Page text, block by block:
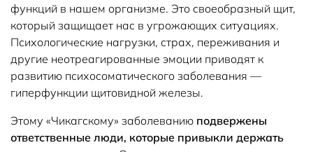
функций в нашем организме. Это своеобразный щит,
который защищает нас в угрожающих ситуациях.
Психологические нагрузки, страх, переживания и
другие неотреагированные эмоции приводят к
развитию психосоматического заболевания —
гиперфункции щитовидной железы.
Этому «Чикагскому» заболеванию подвержены
ответственные люди, которые привыкли держать